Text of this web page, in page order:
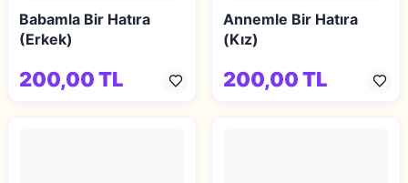
Babamla Bir Hatıra
(Erkek)
200,00 TL
Annemle Bir Hatıra
(Kız)
200,00 TL